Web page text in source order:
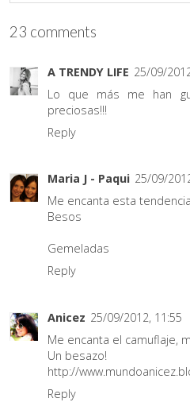
23 comments
A TRENDY LIFE 25/09/
Lo que más me han
preciosas!!!
Reply
Maria J - Paqui 25/09/
Me encanta esta
Besos
Gemeladas
Reply
Anicez 25/09/2012, 11:55
Me encanta el camuflaje,
Un besazo!
http://
Reply